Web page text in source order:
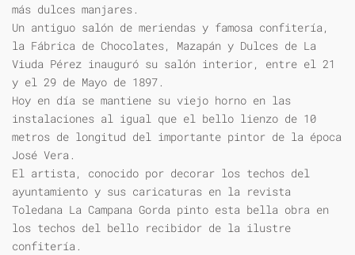
más dulces manjares.
Un antiguo salón de meriendas y famosa confitería,
la Fábrica de Chocolates, Mazapán y Dulces de La
Viuda Pérez inauguró su salón interior, entre el 21
y el 29 de Mayo de 1897.
Hoy en día se mantiene su viejo horno en las
instalaciones al igual que el bello lienzo de 10
metros de longitud del importante pintor de la época
José Vera.
El artista, conocido por decorar los techos del
ayuntamiento y sus caricaturas en la revista
Toledana La Campana Gorda pinto esta bella obra en
los techos del bello recibidor de la ilustre
confitería.